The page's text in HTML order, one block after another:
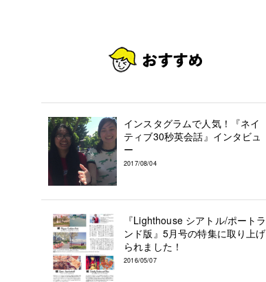
インスタグラムで人気！『ネイ
ティブ30秒英会話』インタビュ
ー
2017/08/04
『Lighthouse シアトル/ポートラ
ンド版』5月号の特集に取り上げ
られました！
2016/05/07